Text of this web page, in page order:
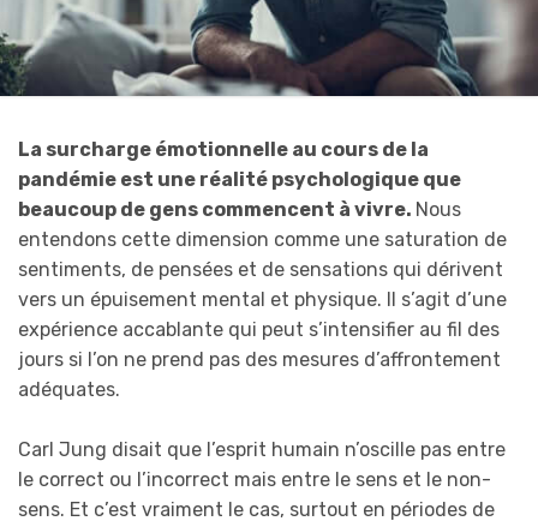
La surcharge émotionnelle au cours de la
pandémie est une réalité psychologique que
beaucoup de gens commencent à vivre. Nous
entendons cette dimension comme une saturation de
sentiments, de pensées et de sensations qui dérivent
vers un épuisement mental et physique. Il s’agit d’une
expérience accablante qui peut s’intensifier au fil des
jours si l’on ne prend pas des mesures d’affrontement
adéquates.
Carl Jung disait que l’esprit humain n’oscille pas entre
le correct ou l’incorrect mais entre le sens et le non-
sens. Et c’est vraiment le cas, surtout en périodes de